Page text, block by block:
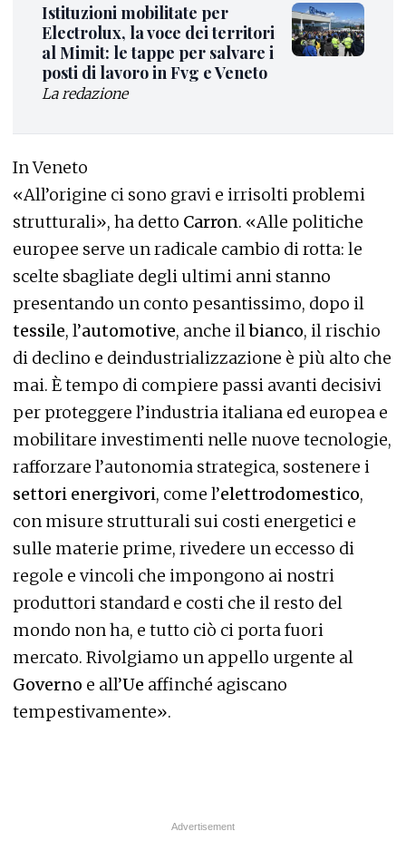
Istituzioni mobilitate per
Electrolux, la voce dei territori
al Mimit: le tappe per salvare i
posti di lavoro in Fvg e Veneto
La redazione
In Veneto
«All’origine ci sono gravi e irrisolti problemi
strutturali», ha detto Carron. «Alle politiche
europee serve un radicale cambio di rotta: le
scelte sbagliate degli ultimi anni stanno
presentando un conto pesantissimo, dopo il
tessile, l’automotive, anche ilbianco, il rischio
di declino e deindustrializzazione è più alto che
mai. È tempo di compiere passi avanti decisivi
per proteggere l’industria italiana ed europea e
mobilitare investimenti nelle nuove tecnologie,
rafforzare l’autonomia strategica, sostenere i
settori energivori, come l’elettrodomestico,
con misure strutturali sui costi energetici e
sulle materie prime, rivedere un eccesso di
regole e vincoli che impongono ai nostri
produttori standard e costi che il resto del
mondo non ha, e tutto ciò ci porta fuori
mercato. Rivolgiamo un appello urgente al
Governo e all’Ue affinché agiscano
tempestivamente».